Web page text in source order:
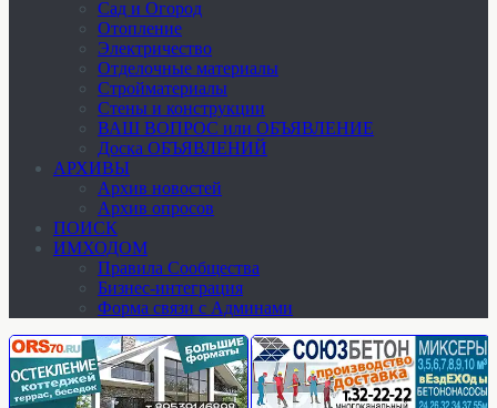
Сад и Огород
Отопление
Электричество
Отделочные материалы
Стройматериалы
Стены и конструкции
ВАШ ВОПРОС или ОБЪЯВЛЕНИЕ
Доска ОБЪЯВЛЕНИЙ
АРХИВЫ
Архив новостей
Архив опросов
ПОИСК
ИМХОДОМ
Правила Сообщества
Бизнес-интеграция
Форма связи с Админами